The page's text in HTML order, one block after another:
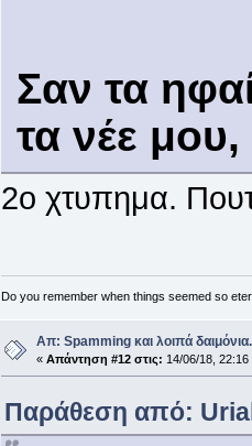
Σαν τα
τα νέε
2ο χτυπημα.
Do you remember when things seemed so
Απ: Spamming και λοιπά
« Απάντηση #12 στις: 14/06/18, 22:16
Παράθεση από: